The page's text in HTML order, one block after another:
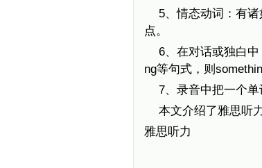
5、情态动词：有
点。
6、在对话或独白
ng等句式，则
7、录音中把一个
本文介绍了雅思听
雅思听力